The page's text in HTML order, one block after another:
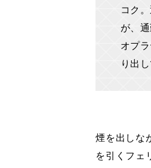
コク
が、
オプ
り出
煙を出しな
を引くフェ